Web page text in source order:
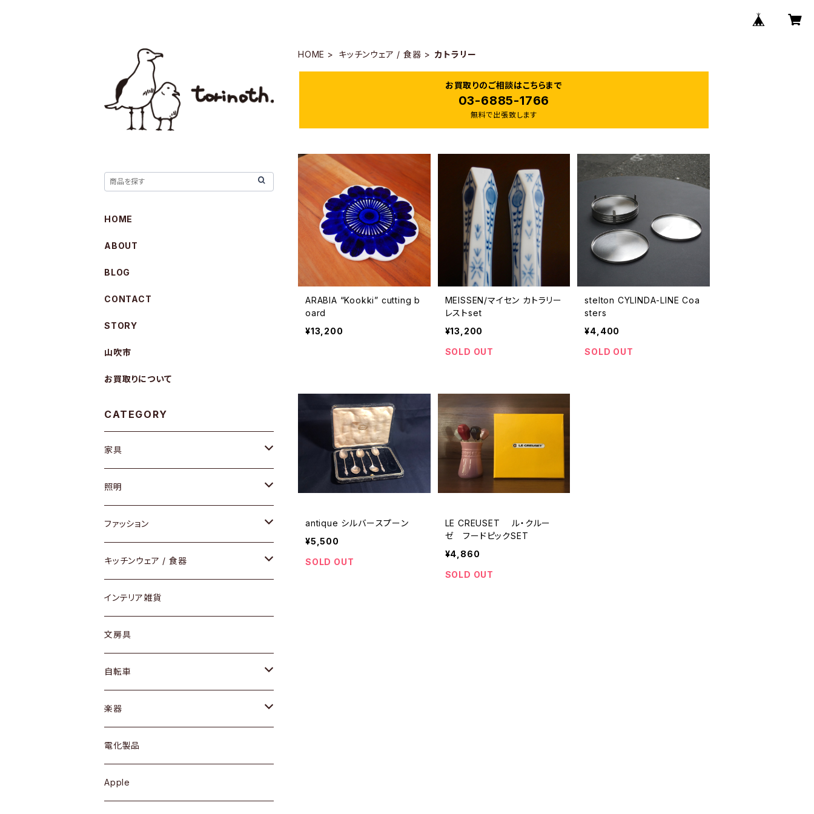
HOME キッチンウェア / 食器 カトラリー
お買取りのご相談はこちらまで
03-6885-1766
無料で出張致します
ARABIA “Kookki” cutting b
oard
¥13,200
MEISSEN/マイセン カトラリー
レストset
¥13,200
SOLD OUT
stelton CYLINDA-LINE Coa
sters
¥4,400
SOLD OUT
antique シルバースプーン
¥5,500
SOLD OUT
LE CREUSET ル・クルー
ゼ フードピックSET
¥4,860
SOLD OUT
HOME
ABOUT
BLOG
CONTACT
STORY
山吹市
お買取りについて
CATEGORY
家具
ソファ / ベンチ
チェア / スツール
ダイニングセット / ダイニングテーブル
ローテーブル / サイドテーブル
デスク / コンソール
ドレッサー
シェルフ
キュリオケース / 飾り棚
カップボード / 食器棚
照明
ペンダントライト
テーブルランプ / デスクスタンド
フロアライト
ファッション
アクセサリー
リング
ピアス / イヤリング
財布
バッグ
アウター
トップス
ワンピース
ボトムス
キッチンウェア / 食器
グラス / タンブラー
カップ / マグ
プレート / ボウル
カトラリー
ケトル / ティーポット
鍋 / フライパン
インテリア雑貨
文房具
自転車
dahon
楽器
ギター
ベース
電化製品
Apple